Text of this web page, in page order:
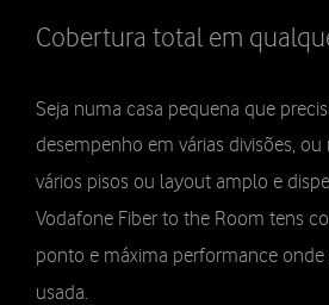
Cobertura total em
Seja numa casa pequena que
desempenho em várias divisões,
vários pisos ou layout amplo e
Vodafone Fiber to the Room tens
ponto e máxima performance onde
usada.